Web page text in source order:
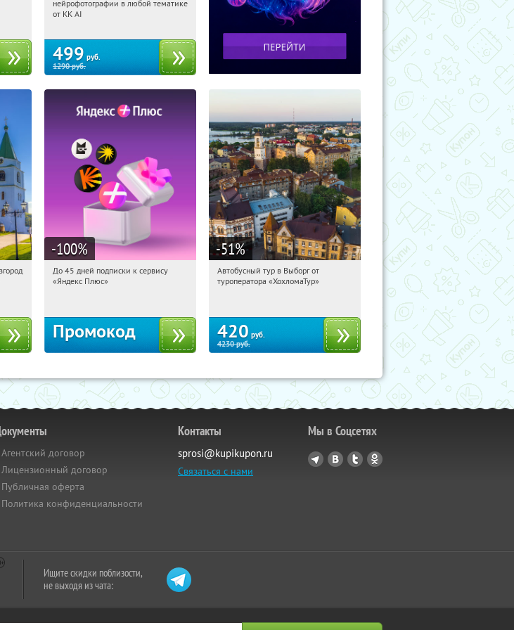
Россия
нейрофотографии в любой тематике
от KK AI
499 руб.
1290руб.
2
-100%
09:25:55 Получили:
До 45 дней подписки к сервису
«Яндекс Плюс»
Промокод
-51%
09:25:55 Купили:
Автобусный тур в Выборг от
туроператора «ХохломаТур»
420 руб.
4230руб.
Агентский договор
Лицензионный договор
Публичная оферта
Политика конфиденциальности
Контакты
sprosi@kupikupon.ru
Связаться с нами
Мы в Соцсетях
Ищите скидки поблизости,
не выходя из чата: